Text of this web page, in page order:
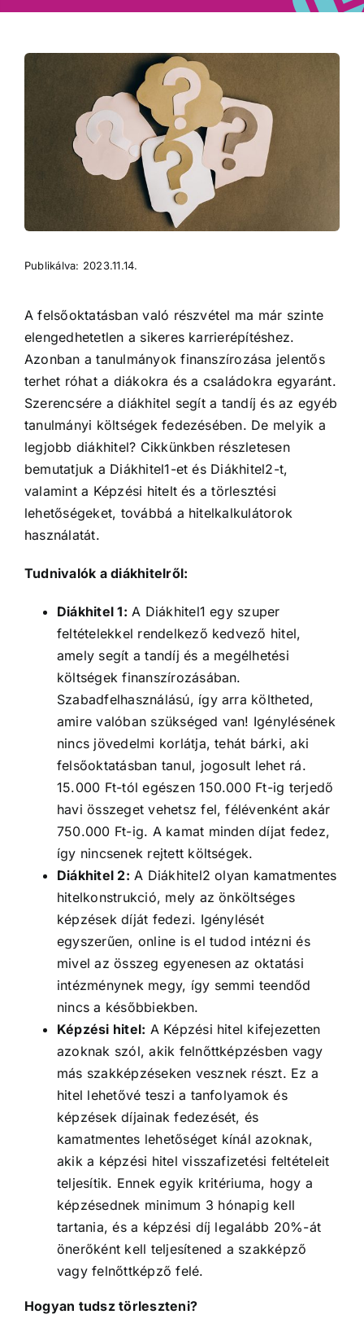
Publikálva: 2023.11.14.
A felsőoktatásban való részvétel ma már szinte
elengedhetetlen a sikeres karrierépítéshez.
Azonban a tanulmányok finanszírozása jelentős
terhet róhat a diákokra és a családokra egyaránt.
Szerencsére a diákhitel segít a tandíj és az egyéb
tanulmányi költségek fedezésében. De melyik a
legjobb diákhitel? Cikkünkben részletesen
bemutatjuk a Diákhitel1-et és Diákhitel2-t,
valamint a Képzési hitelt és a törlesztési
lehetőségeket, továbbá a hitelkalkulátorok
használatát.
Tudnivalók a diákhitelről:
Diákhitel 1: A Diákhitel1 egy szuper
feltételekkel rendelkező kedvező hitel,
amely segít a tandíj és a megélhetési
költségek finanszírozásában.
Szabadfelhasználású, így arra költheted,
amire valóban szükséged van! Igénylésének
nincs jövedelmi korlátja, tehát bárki, aki
felsőoktatásban tanul, jogosult lehet rá.
15.000 Ft-tól egészen 150.000 Ft-ig terjedő
havi összeget vehetsz fel, félévenként akár
750.000 Ft-ig. A kamat minden díjat fedez,
így nincsenek rejtett költségek.
Diákhitel 2: A Diákhitel2 olyan kamatmentes
hitelkonstrukció, mely az önköltséges
képzések díját fedezi. Igénylését
egyszerűen, online is el tudod intézni és
mivel az összeg egyenesen az oktatási
intézménynek megy, így semmi teendőd
nincs a későbbiekben.
Képzési hitel: A Képzési hitel kifejezetten
azoknak szól, akik felnőttképzésben vagy
más szakképzéseken vesznek részt. Ez a
hitel lehetővé teszi a tanfolyamok és
képzések díjainak fedezését, és
kamatmentes lehetőséget kínál azoknak,
akik a képzési hitel visszafizetési feltételeit
teljesítik. Ennek egyik kritériuma, hogy a
képzésednek minimum 3 hónapig kell
tartania, és a képzési díj legalább 20%-át
önerőként kell teljesítened a szakképző
vagy felnőttképző felé.
Hogyan tudsz törleszteni?